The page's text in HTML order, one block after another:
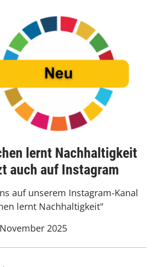
lernt Nachhaltigkeit
auch auf Instagram
2025
auf unserem Instagram-Kanal
lernt Nachhaltigkeit"